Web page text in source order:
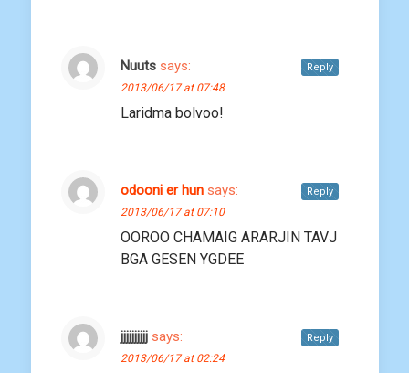
Nuuts says:
2013/06/17 at 07:48
Laridma bolvoo!
Reply
odooni er hun says:
2013/06/17 at 07:10
OOROO CHAMAIG ARARJIN TAVJ
BGA GESEN YGDEE
Reply
jjjjjjjjjj says:
2013/06/17 at 02:24
Reply